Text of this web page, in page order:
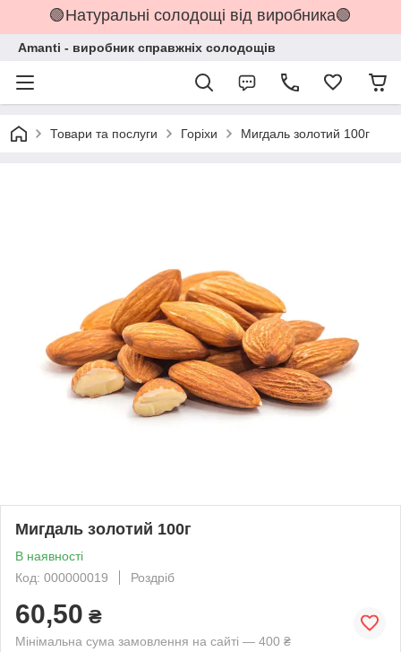
🟢Натуральні солодощі від виробника🟢
Amanti - виробник справжніх солодощів
Товари та послуги Горіхи Мигдаль золотий 100г
Мигдаль золотий 100г
В наявності
Код: 000000019
Роздріб
60,50 ₴
Мінімальна сума замовлення на сайті — 400 ₴